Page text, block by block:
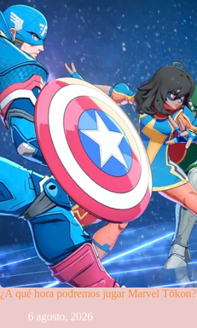
¿A qué hora podremos jugar Marvel Tōkon?
6 agosto, 2026